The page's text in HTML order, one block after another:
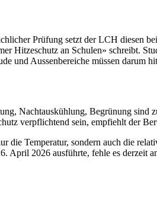
Prüfung setzt der LCH diesen
Hitzeschutz an Schulen» schreibt.
und Aussenbereiche müssen darum
Nachtauskühlung, Begrünung sind
verpflichtend sein, empfiehlt der
die Temperatur, sondern auch die
2026 ausführte, fehle es derzeit